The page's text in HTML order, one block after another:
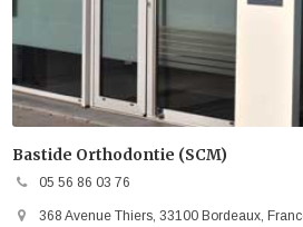
Bastide Orthodontie (SCM)
05 56 86 03 76
368 Avenue Thiers, 33100 Bordeaux,